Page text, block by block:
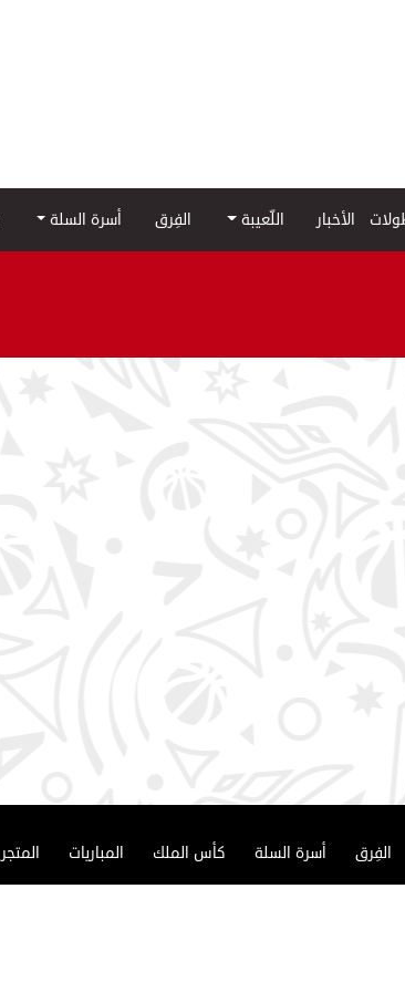
الأخبار اللّعيبة الفِرق أسرة السلة
الفِرق أسرة السلة كأس الملك المباريات المتجر